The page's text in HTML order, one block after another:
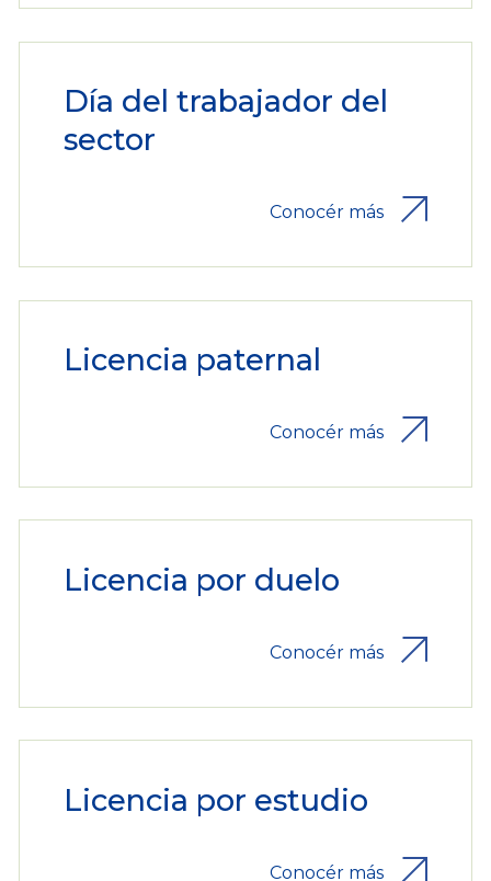
Día del trabajador del
sector
Conocér más
Licencia paternal
Conocér más
Licencia por duelo
Conocér más
Licencia por estudio
Conocér más